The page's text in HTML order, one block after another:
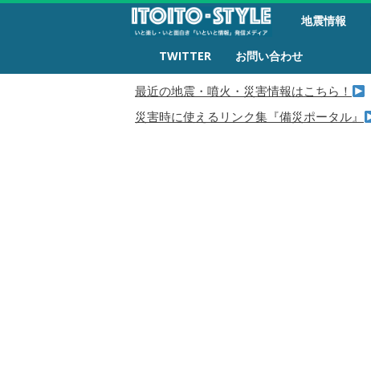
活
地震情報
TWITTER お問い合わせ
最近の地震・噴火・災害情報はこちら！
災害時に使えるリンク集『備災ポータル』